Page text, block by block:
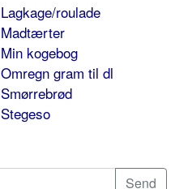
Lagkage/roulade
Madtærter
Min kogebog
Omregn gram til dl
Smørrebrød
Stegeso